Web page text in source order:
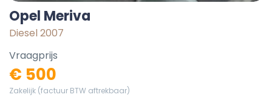
Opel Meriva
Diesel 2007
Vraagprijs
€ 500
Zakelijk (factuur BTW aftrekbaar)